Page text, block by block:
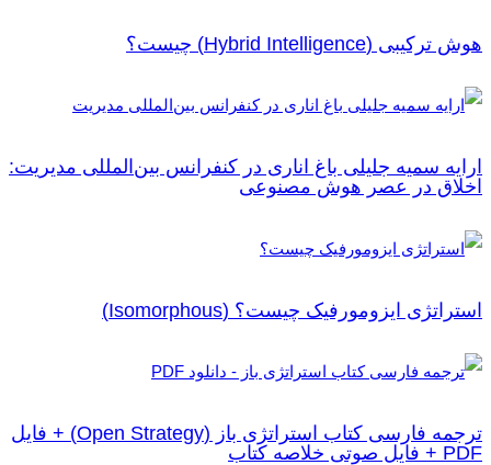
هوش ترکیبی (Hybrid Intelligence) چیست؟
ارايه سمیه جلیلی باغ اناری در کنفرانس بین‌المللی مدیریت:
اخلاق در عصر هوش مصنوعی
استراتژی‌ ایزومورفیک چیست؟ (Isomorphous)
ترجمه فارسی کتاب استراتژی باز (Open Strategy) + فایل
PDF + فایل صوتی خلاصه کتاب